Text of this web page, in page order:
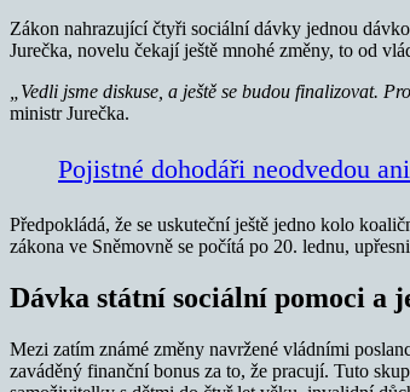
Zákon nahrazující čtyři sociální dávky jednou
Jurečka, novelu čekají ještě mnohé změny, to od
„Vedli jsme diskuse, a ještě se budou finalizovat.
ministr Jurečka.
Pojistné dohodáři neodvedou
Předpokládá, že se uskuteční ještě jedno kolo
zákona ve Sněmovně se počítá po 20. lednu,
Dávka státní sociální pomoci a
Mezi zatím známé změny navržené vládními
zaváděný finanční bonus za to, že pracují. Tuto